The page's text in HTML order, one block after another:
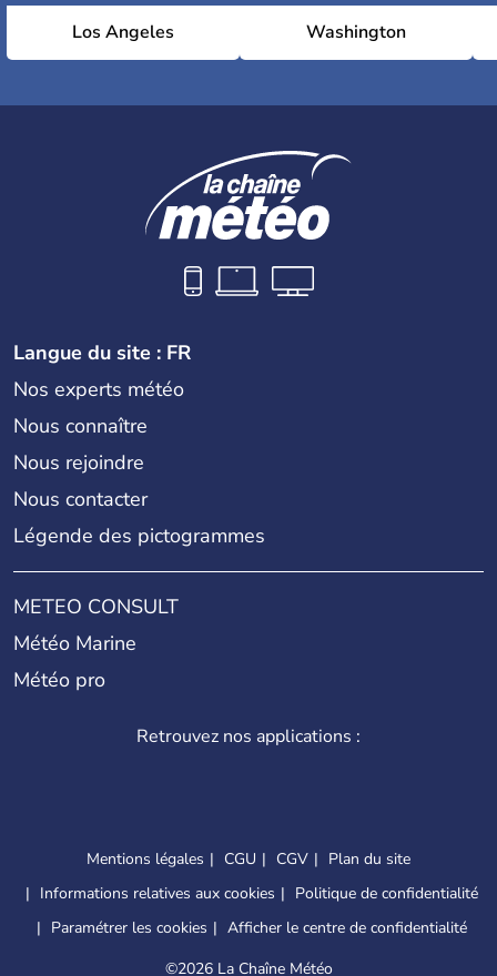
Los Angeles Washington
Langue du site : FR
Nos experts météo
Nous connaître
Nous rejoindre
Nous contacter
Légende des pictogrammes
METEO CONSULT
Météo Marine
Météo pro
Retrouvez nos applications :
Mentions légales CGU CGV
Plan du site
Informations relatives aux cookies
Politique de confidentialité
Paramétrer les cookies
Afficher le centre de confidentialité
©2026 La Chaîne Météo